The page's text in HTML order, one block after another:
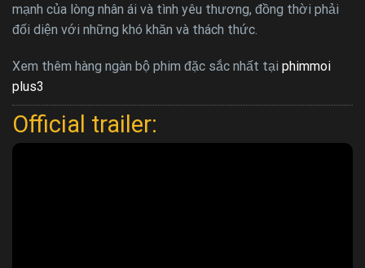
mạnh của lòng nhân ái và tình yêu thương, đồng thời phải
đối diện với những khó khăn và thách thức.
Xem thêm hàng ngàn bộ phim đặc sắc nhất tại phimmoi
plus3
Official trailer: